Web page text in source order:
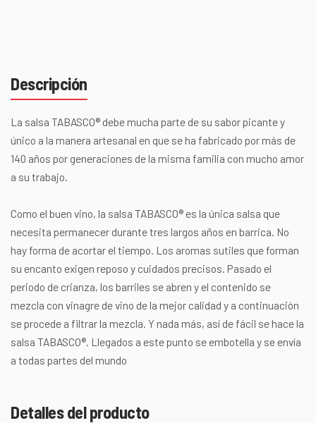
Descripción
La salsa TABASCO® debe mucha parte de su sabor picante y
único a la manera artesanal en que se ha fabricado por más de
140 años por generaciones de la misma familia con mucho amor
a su trabajo.
Como el buen vino, la salsa TABASCO® es la única salsa que
necesita permanecer durante tres largos años en barrica. No
hay forma de acortar el tiempo. Los aromas sutiles que forman
su encanto exigen reposo y cuidados precisos. Pasado el
periodo de crianza, los barriles se abren y el contenido se
mezcla con vinagre de vino de la mejor calidad y a continuación
se procede a filtrar la mezcla. Y nada más, así de fácil se hace la
salsa TABASCO®. Llegados a este punto se embotella y se envía
a todas partes del mundo
Detalles del producto